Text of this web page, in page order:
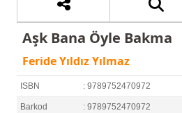
Aşk Bana Öyle Bakma
Feride Yıldız Yılmaz
ISBN : 9789752470972
Barkod : 9789752470972